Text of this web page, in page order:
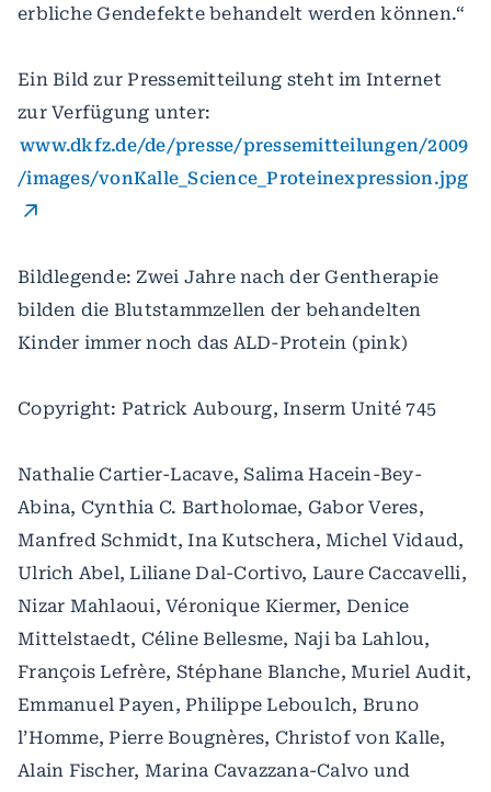
erbliche Gendefekte behandelt werden können.“
Ein Bild zur Pressemitteilung steht im Internet
zur Verfügung unter:
www.dkfz.de/de/presse/pressemitteilungen/2009
/images/vonKalle_Science_Proteinexpression.jpg
Bildlegende: Zwei Jahre nach der Gentherapie
bilden die Blutstammzellen der behandelten
Kinder immer noch das ALD-Protein (pink)
Copyright: Patrick Aubourg, Inserm Unité 745
Nathalie Cartier-Lacave, Salima Hacein-Bey-
Abina, Cynthia C. Bartholomae, Gabor Veres,
Manfred Schmidt, Ina Kutschera, Michel Vidaud,
Ulrich Abel, Liliane Dal-Cortivo, Laure Caccavelli,
Nizar Mahlaoui, Véronique Kiermer, Denice
Mittelstaedt, Céline Bellesme, Naji ba Lahlou,
François Lefrère, Stéphane Blanche, Muriel Audit,
Emmanuel Payen, Philippe Leboulch, Bruno
l’Homme, Pierre Bougnères, Christof von Kalle,
Alain Fischer, Marina Cavazzana-Calvo und